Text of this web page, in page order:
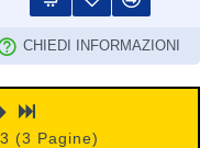
CHIEDI INFORMAZIONI
(3 Pagine)